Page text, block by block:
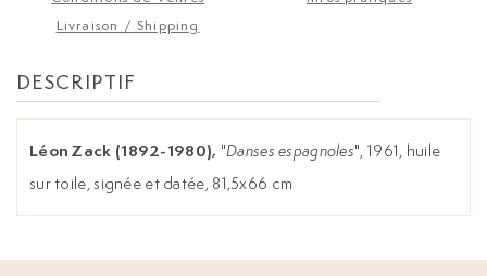
Livraison / Shipping
DESCRIPTIF
Léon Zack (1892-1980), "Danses espagnoles", 1961, huile
sur toile, signée et datée, 81,5x66 cm